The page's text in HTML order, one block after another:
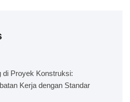
di Proyek Konstruksi:
Kerja dengan Standar